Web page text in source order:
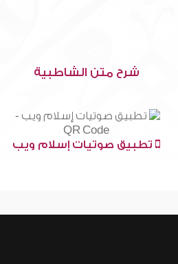
شرح متن الشاطبية
تطبيق صوتيات إسلام ويب